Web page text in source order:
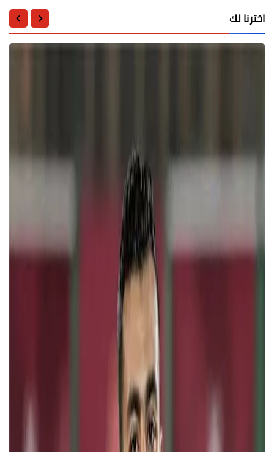
اخترنا لك